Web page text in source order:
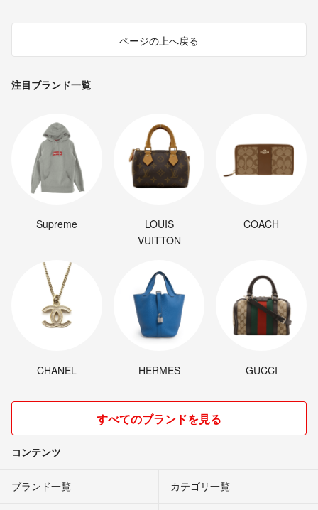
ページの上へ戻る
注目ブランド一覧
Supreme
LOUIS
VUITTON
COACH
CHANEL HERMES GUCCI
すべてのブランドを見る
コンテンツ
ブランド一覧 カテゴリ一覧